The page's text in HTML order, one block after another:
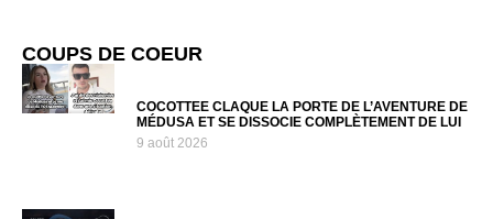
COUPS DE COEUR
COCOTTEE CLAQUE LA PORTE DE L’AVENTURE DE
MÉDUSA ET SE DISSOCIE COMPLÈTEMENT DE LUI
9 août 2026